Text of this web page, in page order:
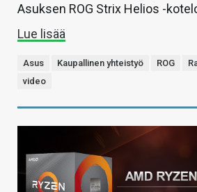
Asuksen ROG Strix Helios -
Lue lisää
Asus Kaupallinen yhteistyö ROG
video